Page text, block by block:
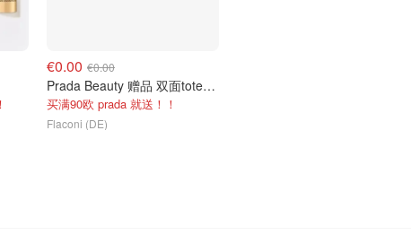
€0.00 €0.00
Prada Beauty 赠品 双面tote帆布包
买满90欧 prada 就送！！
Flaconi (DE)